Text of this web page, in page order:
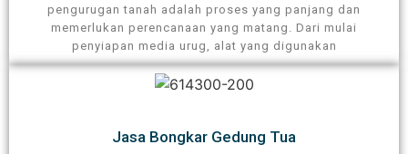
pengurugan tanah adalah proses yang panjang dan
memerlukan perencanaan yang matang. Dari mulai
penyiapan media urug, alat yang digunakan
Jasa Bongkar Gedung Tua